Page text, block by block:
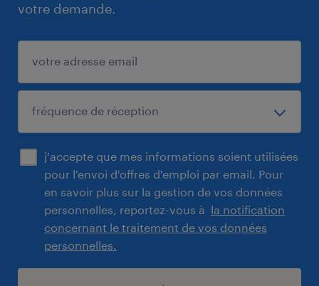
votre demande.
j'accepte que mes informations soient utilisées
pour l'envoi d'offres d'emploi par email. Pour
en savoir plus sur la gestion de vos données
personnelles, reportez-vous à la notification
concernant le traitement de vos données
personnelles.